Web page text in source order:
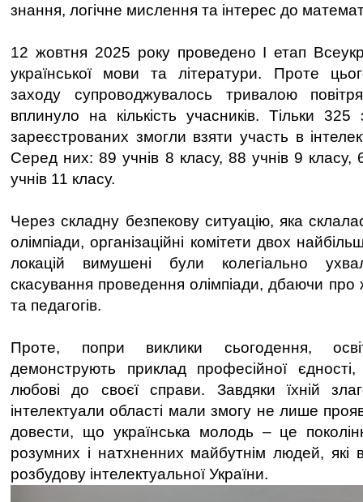
знання, логічне мислення та інтерес до
12 жовтня 2025 року проведено І етап
української мови та літератури. Проте
заходу супроводжувалось тривалою
вплинуло на кількість учасників. Тільки 325
зареєстрованих змогли взяти участь в
Серед них: 89 учнів 8 класу, 88 учнів 9 класу,
учнів 11 класу.
Через складну безпекову ситуацію, яка
олімпіади, організаційні комітети двох
локацій вимушені були колегіально
скасування проведення олімпіади, дбаючи про
та педагогів.
Проте, попри виклики сьогодення,
демонструють приклад професійної єдності,
любові до своєї справи. Завдяки їхній
інтелектуали області мали змогу не лише
довести, що українська молодь – це
розумних і натхненних майбутнім людей, які
розбудову інтелектуальної України.